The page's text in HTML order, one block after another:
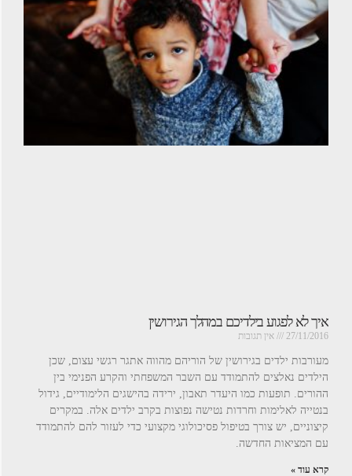
איך לא לפגוע בילדיכם במהלך הגירושין
27/11/2016 אין תגובות
מעורבות ילדים בגירושין של הוריהם מהווה אתגר רגשי עצום, שכן
הילדים נאלצים להתמודד עם השבר המשפחתי והקרע הפנימי בין
ההורים. תופעות כמו היעדר תאבון, ירידה בהישגים הלימודיים, גידול
בנטייה לאלימות וחרדות נטישה נפוצות בקרב ילדים אלה. במקרים
קיצוניים, יש צורך בטיפול פסיכולוגי מקצועי כדי לעזור להם להתמודד
עם המציאות החדשה.
קרא עוד »